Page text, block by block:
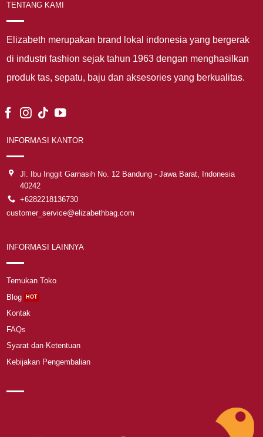
TENTANG KAMI
Elizabeth merupakan brand lokal indonesia yang bergerak
di industri fashion sejak tahun 1963 dengan menghasilkan
produk tas, sepatu, baju dan aksesories yang berkualitas.
INFORMASI KANTOR
Jl. Ibu Inggit Garnasih No. 12 Bandung - Jawa Barat, Indonesia
40242
+6282218136730
customer_service@elizabethbag.com
INFORMASI LAINNYA
Temukan Toko
Blog
Kontak
FAQs
Syarat dan Ketentuan
Kebijakan Pengembalian